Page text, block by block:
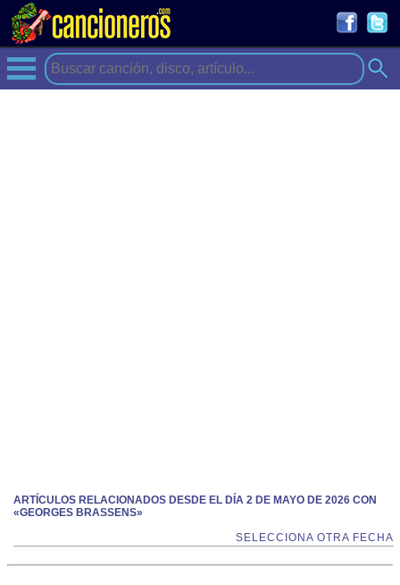
ARTÍCULOS RELACIONADOS DESDE EL DÍA 2 DE MAYO DE 2026 CON
«GEORGES BRASSENS»
SELECCIONA OTRA FECHA